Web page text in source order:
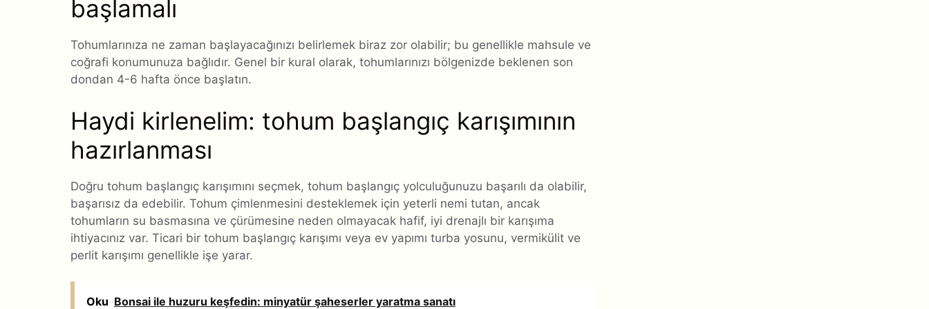
başlamalı
Tohumlarınıza ne zaman başlayacağınızı belirlemek biraz zor olabilir; bu genellikle mahsule ve
coğrafi konumunuza bağlıdır. Genel bir kural olarak, tohumlarınızı bölgenizde beklenen son
dondan 4-6 hafta önce başlatın.
Haydi kirlenelim: tohum başlangıç ​​karışımının
hazırlanması
Doğru tohum başlangıç ​​karışımını seçmek, tohum başlangıç ​​yolculuğunuzu başarılı da olabilir,
başarısız da edebilir. Tohum çimlenmesini desteklemek için yeterli nemi tutan, ancak
tohumların su basmasına ve çürümesine neden olmayacak hafif, iyi drenajlı bir karışıma
ihtiyacınız var. Ticari bir tohum başlangıç ​​karışımı veya ev yapımı turba yosunu, vermikülit ve
perlit karışımı genellikle işe yarar.
Oku Bonsai ile huzuru keşfedin: minyatür şaheserler yaratma sanatı